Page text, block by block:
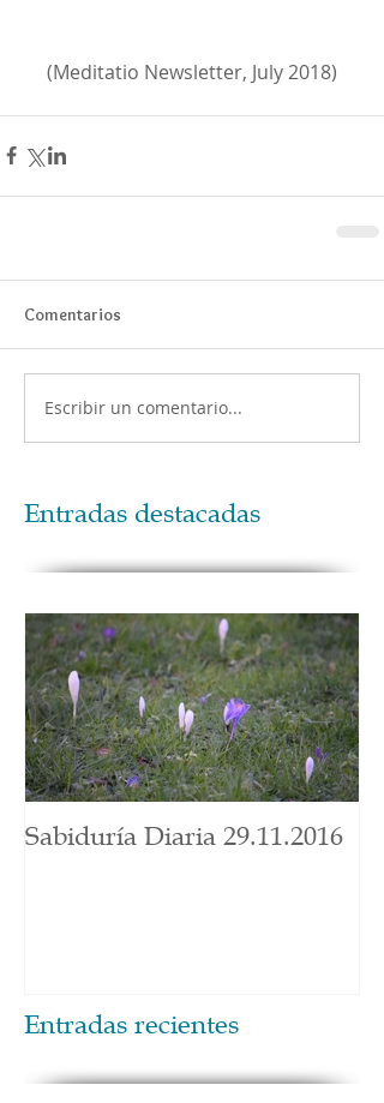
(Meditatio Newsletter, July 2018)
Comentarios
Escribir un comentario...
Entradas destacadas
Sabiduría Diaria 29.11.2016
Entradas recientes